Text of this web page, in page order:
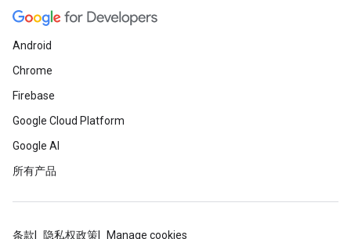
Android
Chrome
Firebase
Google Cloud Platform
Google AI
所有产品
条款 隐私权政策 Manage cookies